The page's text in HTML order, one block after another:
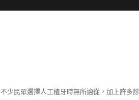
少民眾選擇人工植牙時無所適從，加上許